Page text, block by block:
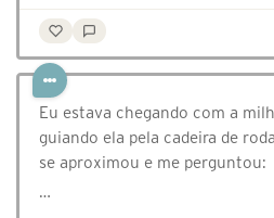
Eu estava chegando com a
guiando ela pela cadeira de
se aproximou e me perguntou:
…